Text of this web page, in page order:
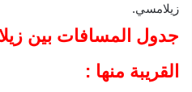
زيلامسي.
جدول المسافات بين
القريبة منها :